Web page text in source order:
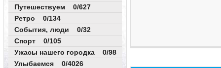
Путешествуем 0/627
Ретро 0/134
События, люди 0/32
Спорт 0/105
Ужасы нашего городка 0/98
Улыбаемся 0/4026